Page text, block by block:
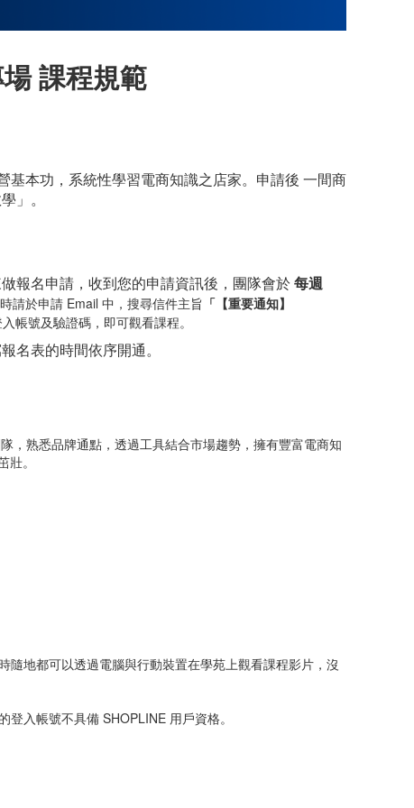
課程規範
本功，系統性學習電商知識之店家。申請後 一間商
」。
報名申請，收到您的申請資訊後，團隊會於每週
請於申請 Email 中，搜尋信件主旨 「【重要通知】
入帳號及驗證碼，即可觀看課程。
名表的時間依序開通。
，熟悉品牌通點，透過工具結合市場趨勢，擁有豐富電商知
。
地都可以透過電腦與行動裝置在學苑上觀看課程影片，沒
入帳號不具備 SHOPLINE 用戶資格。